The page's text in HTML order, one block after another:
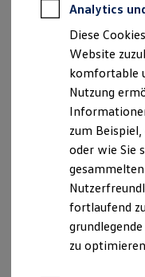
Für
Für
Profi
TopDeal
Finanzierung
Für
Für
Leasing
Für
Für
Garantien
Kfz-
Verantwortlich für die
Elitzsch GmbH (
Riesstraße 2,
info-
Montag-
Analytics
Diese
Website
komfortable
Nutzung
zum
oder wie Sie
fortlaufend
zu